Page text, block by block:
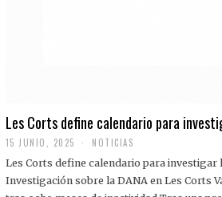
Les Corts define calendario para
15 JUNIO, 2025 NOTICIAS
Les Corts define calendario para investigar
Investigación sobre la DANA en Les Corts